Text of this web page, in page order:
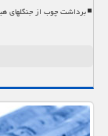
برداشت چوب از جنگلهای